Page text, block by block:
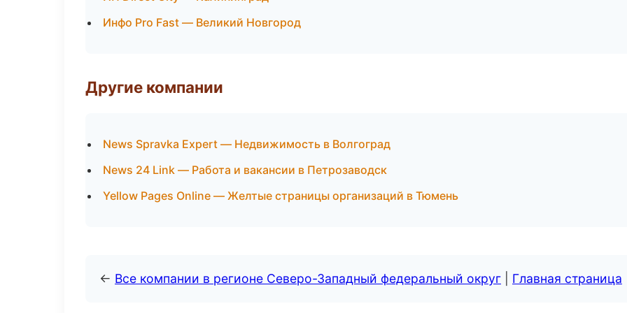
Инфо Pro Fast — Великий Новгород
Другие компании
News Spravka Expert — Недвижимость в Волгоград
News 24 Link — Работа и вакансии в Петрозаводск
Yellow Pages Online — Желтые страницы организаций в Тюмень
← Все компании в регионе Северо-Западный федеральный округ Главная страница